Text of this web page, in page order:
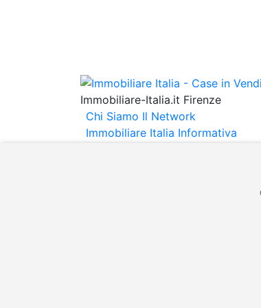
Immobiliare-Italia.it Firenze
Chi Siamo Il Network
Immobiliare Italia Informativa
Gli annunci immobiliari presenti
italia.it quindi non è